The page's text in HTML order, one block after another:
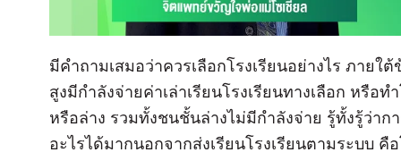
มีคำถามเสมอว่าควรเลือกโรงเรียนอย่างไร ภายใ
สูงมีกำลังจ่ายค่าเล่าเรียนโรงเรียนทางเลือก หรื
หรือล่าง รวมทั้งชนชั้นล่างไม่มีกำลังจ่าย รู้ทั้งรู้ว่าก
อะไรได้มากนอกจากส่งเรียนโรงเรียนตามระบบ คื